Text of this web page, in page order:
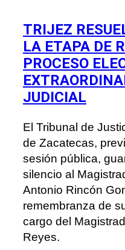
TRIJEZ
LA ETAPA DE
PROCESO
JUDICIAL
El Tribunal de
de Zacatecas,
sesión pública,
silencio al
Antonio Rincón
remembranza de
cargo del
Reyes.